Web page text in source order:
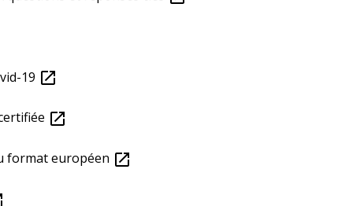
19 open_in_new
open_in_new
format européen open_in_new